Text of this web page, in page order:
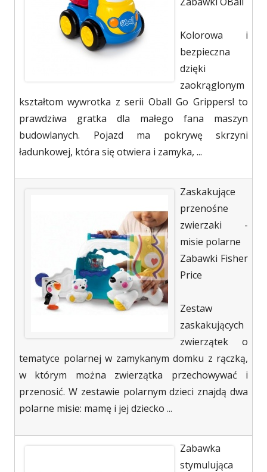
Kolorowa i
bezpieczna
dzięki
zaokrąglonym
kształtom wywrotka z serii Oball Go Grippers! to
prawdziwa gratka dla małego fana maszyn
budowlanych. Pojazd ma pokrywę skrzyni
ładunkowej, która się otwiera i zamyka, ...
Zaskakujące
przenośne
zwierzaki -
misie polarne
Zabawki Fisher
Price
Zestaw
zaskakujących
zwierzątek o
tematyce polarnej w zamykanym domku z rączką,
w którym można zwierzątka przechowywać i
przenosić. W zestawie polarnym dzieci znajdą dwa
polarne misie: mamę i jej dziecko ...
Zabawka
stymulująca